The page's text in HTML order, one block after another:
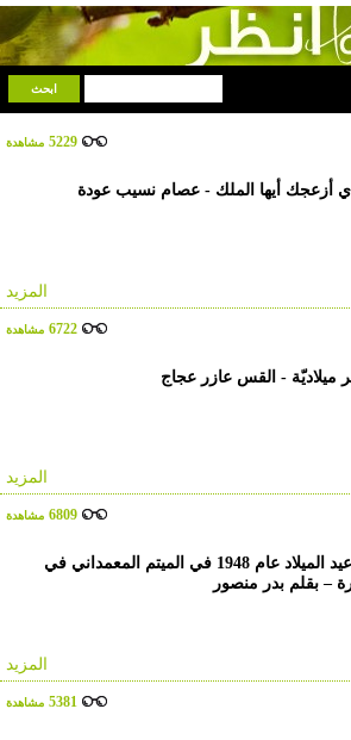
5229 مشاهدة
أزعجك أيها الملك - عصام نسيب عودة
المزيد
6722 مشاهدة
ميلاديّة - القس عازر عجاج
المزيد
6809 مشاهدة
هدية عيد الميلاد عام 1948 في الميتم المعمداني في
– بقلم بدر منصور
المزيد
5381 مشاهدة